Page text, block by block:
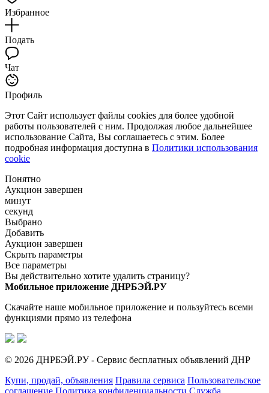
Избранное
Подать
Чат
Профиль
Этот Сайт использует файлы cookies для более удобной
работы пользователей с ним. Продолжая любое дальнейшее
использование Сайта, Вы соглашаетесь с этим. Более
подробная информация доступна в Политики использования
cookie
Понятно
Аукцион завершен
минут
секунд
Выбрано
Добавить
Аукцион завершен
Скрыть параметры
Все параметры
Вы действительно хотите удалить страницу?
Мобильное приложение ДНРБЭЙ.РУ
Скачайте наше мобильное приложение и пользуйтесь всеми
функциями прямо из телефона
© 2026 ДНРБЭЙ.РУ - Сервис бесплатных объявлений ДНР
Купи, продай, объявления Правила сервиса Пользовательское
соглашение Политика конфиденциальности Служба